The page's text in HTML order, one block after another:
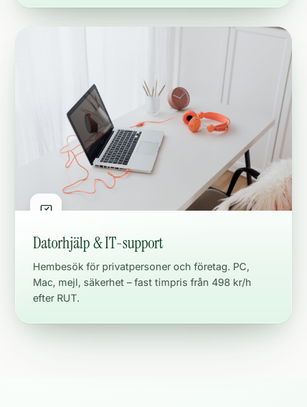
Datorhjälp & IT-support
Hembesök för privatpersoner och företag. PC,
Mac, mejl, säkerhet – fast timpris från 498 kr/h
efter RUT.